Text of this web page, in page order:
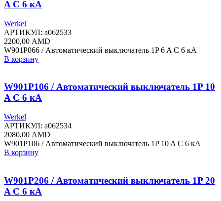
A C 6 кА
Werkel
АРТИКУЛ: a062533
2200,00 AMD
W901P066 / Автоматический выключатель 1P 6 A C 6 кА
В корзину
W901P106 / Автоматический выключатель 1P 10
A C 6 кА
Werkel
АРТИКУЛ: a062534
2080,00 AMD
W901P106 / Автоматический выключатель 1P 10 A C 6 кА
В корзину
W901P206 / Автоматический выключатель 1P 20
A C 6 кА